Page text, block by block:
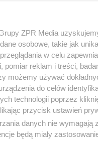
ZPR Media
osobowe, takie jak
w celu
reklam i treści,
możemy używać
do celów
technologii poprzez
przycisk ustawień
danych nie wymagają
będą miały